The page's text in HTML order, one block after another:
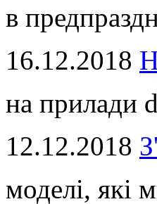
в
16.12.2018
на прилади
12.12.2018
моделі, які